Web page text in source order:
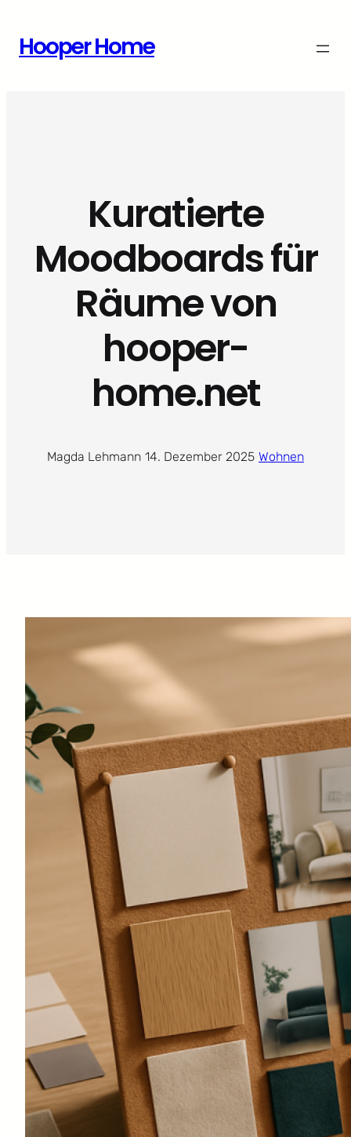
Inhalt
springen
Hooper Home
Kuratierte
Moodboards für
Räume von
hooper-
home.net
Magda Lehmann 14. Dezember 2025 Wohnen